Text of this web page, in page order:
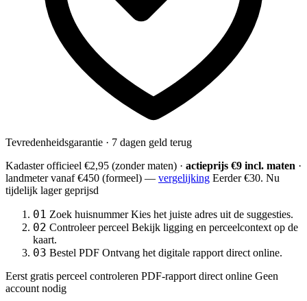
Tevredenheidsgarantie · 7 dagen geld terug
Kadaster officieel €2,95 (zonder maten) · actieprijs €9 incl. maten ·
landmetervanaf €450 (formeel) — vergelijking Eerder €30. Nu
tijdelijk lager geprijsd
01 Zoek huisnummer Kies het juiste adres uit de suggesties.
02 Controleer perceel Bekijk ligging en perceelcontext op de
kaart.
03 Bestel PDF Ontvang het digitale rapport direct online.
Eerst gratis perceel controleren PDF-rapport direct online Geen
account nodig